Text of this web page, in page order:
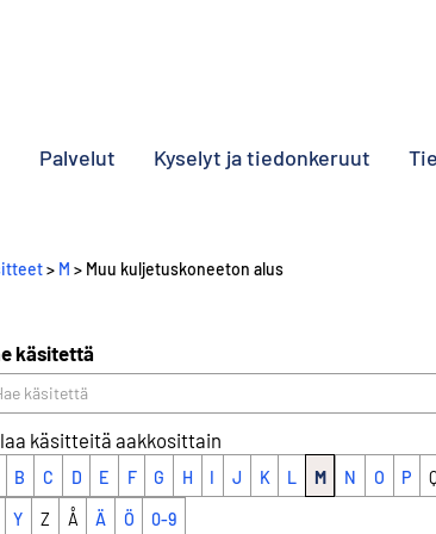
Palvelut Kyselyt ja tiedonkeruut
> M > Muu kuljetuskoneeton alus
käsitettä
käsitteitä aakkosittain
B C D E F G H I J K L M N O P
Y Z Å Ä Ö 0-9